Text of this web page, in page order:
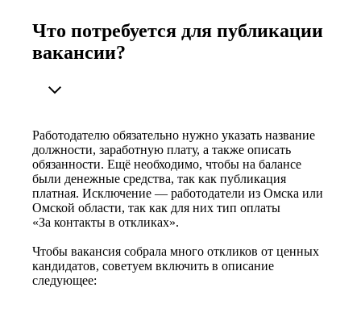
Что потребуется для публикации
вакансии?
Работодателю обязательно нужно указать название
должности, заработную плату, а также описать
обязанности. Ещё необходимо, чтобы на балансе
были денежные средства, так как публикация
платная. Исключение — работодатели из Омска или
Омской области, так как для них тип оплаты
«За контакты в откликах».
Чтобы вакансия собрала много откликов от ценных
кандидатов, советуем включить в описание
следующее: